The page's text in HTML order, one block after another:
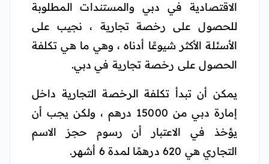
الاقتصادية في دبي والمستندات المطلوبة
للحصول على رخصة تجارية ، نجيب على
الأسئلة الأكثر شيوعًا أدناه ، وهي ما هي تكلفة
الحصول على رخصة تجارية في دبي.
يمكن أن تبدأ تكلفة الرخصة التجارية داخل
إمارة دبي من 15000 درهم ، ولكن يجب أن
يؤخذ في الاعتبار أن رسوم حجز الاسم
التجاري هي 620 درهمًا لمدة 6 أشهر.